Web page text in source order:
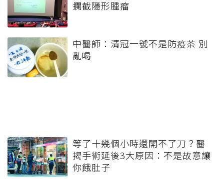
攔截隱形腫瘤
中醫師：清冠一號不是防疫茶 別
亂喝
等了十幾個小時還開不了刀？醫
揭手術延後3大原因：不是故意讓
你餓肚子